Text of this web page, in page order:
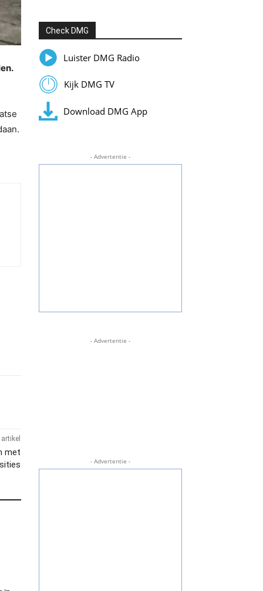
met
Check DMG
Luister DMG Radio
Kijk DMG TV
Download DMG App
- Advertentie -
- Advertentie -
- Advertentie -